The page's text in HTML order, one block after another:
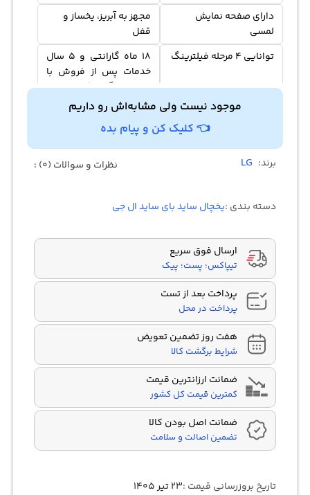
دارای صفحه نمایش
لمسی
مجهز به آبریز، یخساز و
قفل
توانایی 4 مرحله فیلترینگ
18 ماه گارانتی و 5 سال
خدمات پس از فروش با
نصب رایگان (به صورت
اختیاری با پرداخت هزینه)
موجود نیست ولی مشابه‌اش رو داریم
👈 کلیک کن و پیام بده
برند: LG نظرات و سوالات (0) :
دسته بندی :یخچال ساید بای ساید ال جی
ارسال فوق سریع
تیپاکس؛ پست؛ پیک
پرداخت بعد از تست
پرداخت در محل
هفت روز تضمین تعویض
شرایط برگشت کالا
ضمانت ارزانترین قیمت
کمترین قیمت کل کشور
ضمانت اصل بودن کالا
تضمین اصالت و سلامت
تاریخ بروزرسانی قیمت :۲۳ تیر ۱۴۰۵